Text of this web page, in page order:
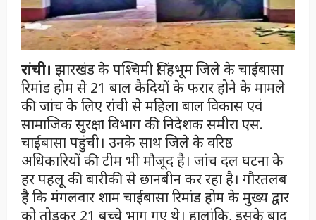
रांची। झारखंड के पश्चिमी सिंहभूम जिले के चाईबासा
रिमांड होम से 21 बाल कैदियों के फरार होने के मामले
की जांच के लिए रांची से महिला बाल विकास एवं
सामाजिक सुरक्षा विभाग की निदेशक समीरा एस.
चाईबासा पहुंची। उनके साथ जिले के वरिष्ठ
अधिकारियों की टीम भी मौजूद है। जांच दल घटना के
हर पहलू की बारीकी से छानबीन कर रहा है। गौरतलब
है कि मंगलवार शाम चाईबासा रिमांड होम के मुख्य द्वार
को तोड़कर 21 बच्चे भाग गए थे। हालांकि, इसके बाद